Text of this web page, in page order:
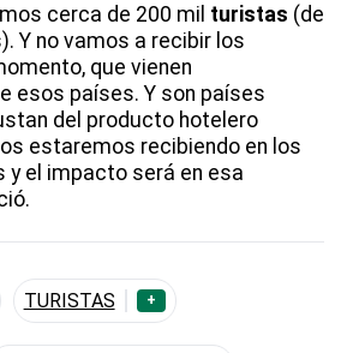
cerca de 200 mil turistas (de
Y no vamos a recibir los
que vienen
esos países. Y son países
del producto hotelero
estaremos recibiendo en los
y el impacto será en esa
TURISTAS +